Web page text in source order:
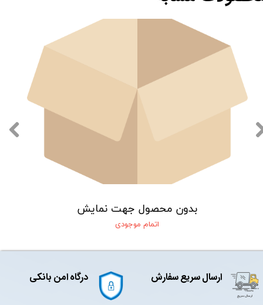
بدون محصول جهت نمایش
اتمام موجودی
ارسال سریع سفارش درگاه امن بانکی